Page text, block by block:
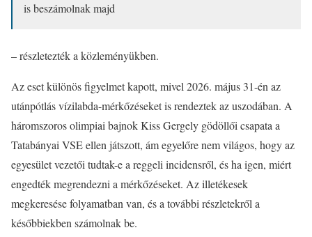
is beszámolnak majd
– részletezték a közleményükben.
Az eset különös figyelmet kapott, mivel 2026. május 31-én az
utánpótlás vízilabda-mérkőzéseket is rendeztek az uszodában. A
háromszoros olimpiai bajnok Kiss Gergely gödöllői csapata a
Tatabányai VSE ellen játszott, ám egyelőre nem világos, hogy az
egyesület vezetői tudtak-e a reggeli incidensről, és ha igen, miért
engedték megrendezni a mérkőzéseket. Az illetékesek
megkeresése folyamatban van, és a további részletekről a
későbbiekben számolnak be.